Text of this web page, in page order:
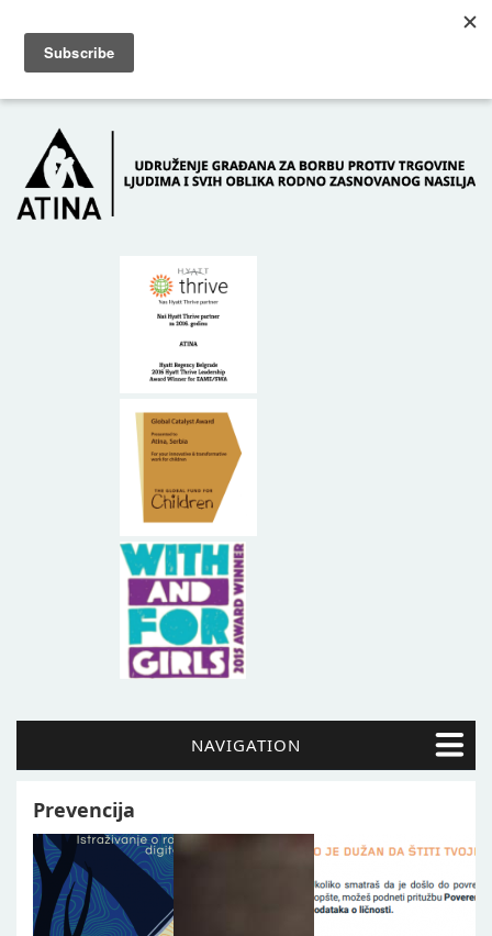
POČETNA O NAMA
NAVIGATION
Prevencija
Pages